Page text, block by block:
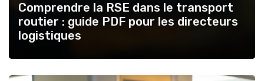
Comprendre la RSE dans le transport
routier : guide PDF pour les directeurs
logistiques